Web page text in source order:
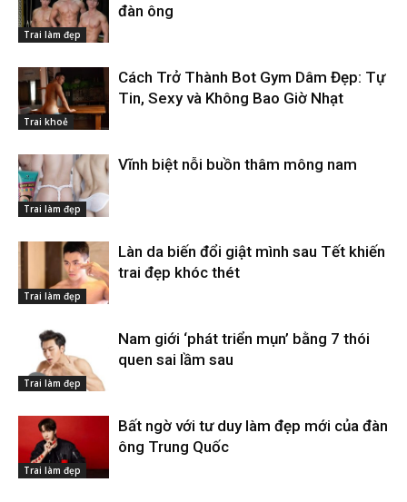
Trai làm đẹp
đàn ông
Trai khoẻ
Cách Trở Thành Bot Gym Dâm Đẹp: Tự
Tin, Sexy và Không Bao Giờ Nhạt
Trai làm đẹp
Vĩnh biệt nỗi buồn thâm mông nam
Trai làm đẹp
Làn da biến đổi giật mình sau Tết khiến
trai đẹp khóc thét
Trai làm đẹp
Nam giới ‘phát triển mụn’ bằng 7 thói
quen sai lầm sau
Trai làm đẹp
Bất ngờ với tư duy làm đẹp mới của đàn
ông Trung Quốc